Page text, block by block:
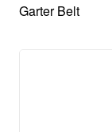
Garter Belt